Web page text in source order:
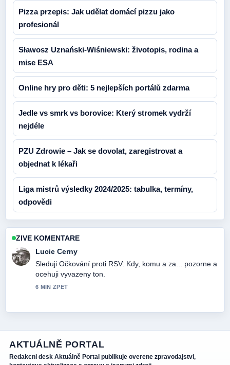
Pizza przepis: Jak udělat domácí pizzu jako
profesionál
Sławosz Uznański-Wiśniewski: životopis, rodina a
mise ESA
Online hry pro děti: 5 nejlepších portálů zdarma
Jedle vs smrk vs borovice: Který stromek vydrží
nejdéle
PZU Zdrowie – Jak se dovolat, zaregistrovat a
objednat k lékaři
Liga mistrů výsledky 2024/2025: tabulka, termíny,
odpovědi
ZIVE KOMENTARE
Lucie Cerny
Sleduji Očkování proti RSV: Kdy, komu a za... pozorne a
ocehuji vyvazeny ton.
6 MIN ZPET
AKTUÁLNĚ PORTAL
Redakcni desk Aktuálně Portal publikuje overene zpravodajstvi,